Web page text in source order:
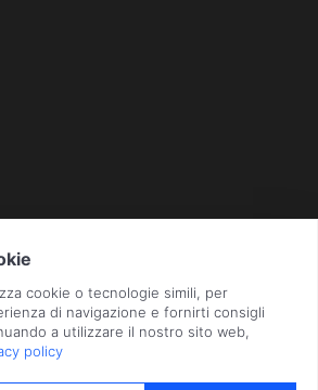
· Capitale Sociale i.v. € 800.000,00